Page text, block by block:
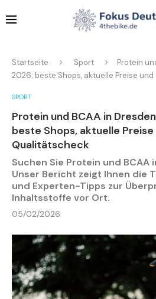
Startseite Sport
Protein
2026: beste Shops, aktuelle Preise
SPORT
Protein und BCAA in
beste Shops, aktuelle Preise
Qualitätscheck
Suchen Sie Protein und BCAA
Unser Bericht zeigt Ihnen die
und Experten-Tipps zur
Inhaltsstoffe vor Ort.
05/02/2026